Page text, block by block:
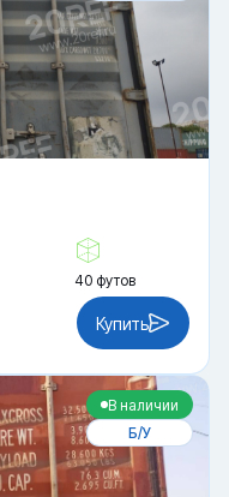
40 футов
Купить
В наличии
Б/У